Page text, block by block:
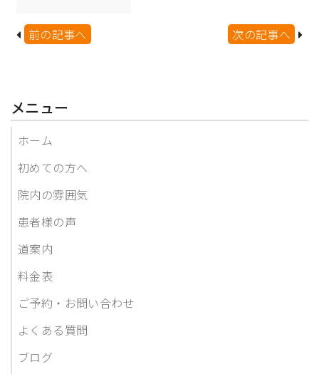
前の記事へ 次の記事へ
メニュー
ホーム
初めての方へ
院内の雰囲気
患者様の声
道案内
料金表
ご予約・お問い合わせ
よくある質問
ブログ